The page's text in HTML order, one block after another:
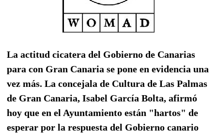
La actitud cicatera del Gobierno de Canarias
para con Gran Canaria se pone en evidencia una
vez más. La concejala de Cultura de Las Palmas
de Gran Canaria, Isabel García Bolta, afirmó
hoy que en el Ayuntamiento están "hartos" de
esperar por la respuesta del Gobierno canario